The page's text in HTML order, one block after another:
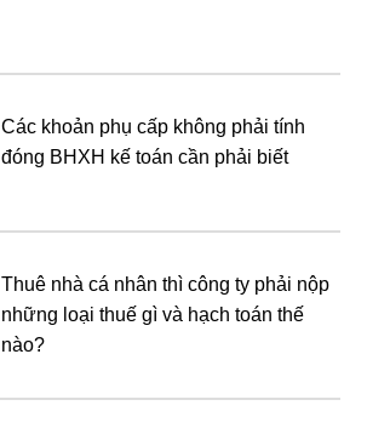
Các khoản phụ cấp không phải tính
đóng BHXH kế toán cần phải biết
Thuê nhà cá nhân thì công ty phải nộp
những loại thuế gì và hạch toán thế
nào?